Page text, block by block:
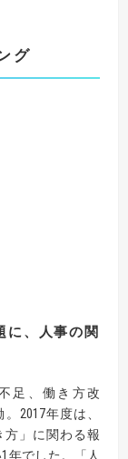
グ
に、人事の関
足、働き方改
2017年度は、
方」に関わる報
年でした。「人